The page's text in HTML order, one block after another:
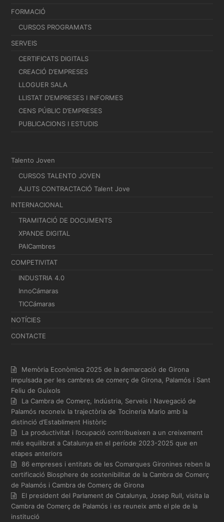
FORMACIÓ
CURSOS PROGRAMATS
SERVEIS
CERTIFICATS DIGITALS
CREACIÓ D’EMPRESES
LLOGUER SALA
LLISTAT D’EMPRESES I INFORMES
CENS PÚBLIC D’EMPRESES
PUBLICACIONS I ESTUDIS
Talento Joven
CURSOS TALENTO JOVEN
AJUTS CONTRACTACIÓ Talent Jove
INTERNACIONAL
TRAMITACIÓ DE DOCUMENTS
XPANDE DIGITAL
PAICambres
COMPETIVITAT
INDUSTRIA 4.0
InnoCámaras
TICCámaras
NOTÍCIES
CONTACTE
Memòria Econòmica 2025 de la demarcació de Girona
impulsada per les cambres de comerç de Girona, Palamós i Sant
Feliu de Guíxols
La Cambra de Comerç, Indústria, Serveis i Navegació de
Palamós reconeix la trajectòria de Tocineria Mario amb la
distinció d’Establiment Històric
La productivitat i l’ocupació contribueixen a un creixement
més equilibrat a Catalunya en el període 2023-2025 que en
etapes anteriors
86 empreses i entitats de les Comarques Gironines reben la
certificació Biosphere de sostenibilitat de la Cambra de Comerç
de Palamós i Cambra de Comerç de Girona
El president del Parlament de Catalunya, Josep Rull, visita la
Cambra de Comerç de Palamós i es reuneix amb el ple de la
institució